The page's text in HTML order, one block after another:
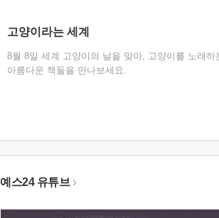
고양이라는 세계
8월 8일 세계 고양이의 날을 맞아, 고양이를 노래하
아름다운 책들을 만나보세요.
예스24 유튜브